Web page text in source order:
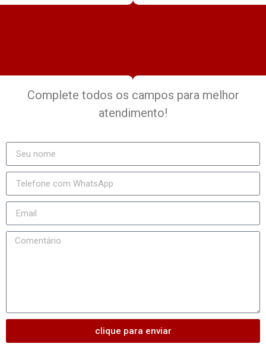
Complete todos os campos para melhor
atendimento!
clique para enviar